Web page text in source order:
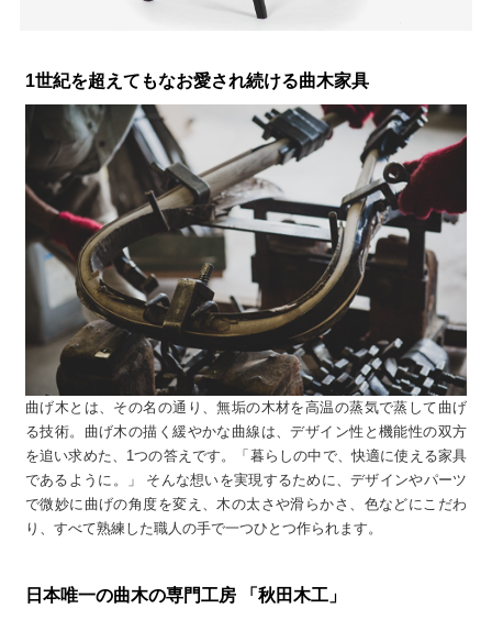
1世紀を超えてもなお愛され続ける曲木家具
曲げ木とは、その名の通り、無垢の木材を高温の蒸気で蒸して曲げ
る技術。曲げ木の描く緩やかな曲線は、デザイン性と機能性の双方
を追い求めた、1つの答えです。「暮らしの中で、快適に使える家具
であるように。」 そんな想いを実現するために、デザインやパーツ
で微妙に曲げの角度を変え、木の太さや滑らかさ、色などにこだわ
り、すべて熟練した職人の手で一つひとつ作られます。
日本唯一の曲木の専門工房 「秋田木工」